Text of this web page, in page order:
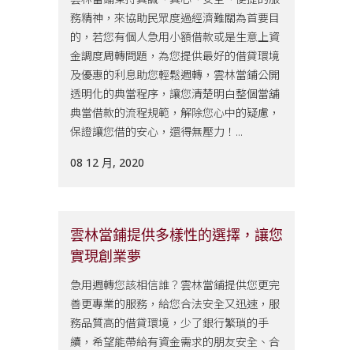
務精神，來協助民眾度過經濟難關為首要目
的，若您有個人急用小額借款或是生意上資
金調度周轉問題，為您提供最好的借貸環境
及優惠的利息助您輕鬆週轉，雲林當鋪公開
透明化的典當程序，讓您清楚明白整個當舖
典當借款的流程規範，解除您心中的疑慮，
保證讓您借的安心，還得無壓力！...
08 12 月, 2020
雲林當鋪提供多樣性的選擇，讓您
實現創業夢
急用週轉您該相信誰？雲林當鋪提供您更完
善更專業的服務，給您合法安全又迅速，服
務品質高的借貸環境，少了銀行繁瑣的手
續，希望能帶給有資金需求的朋友安全、合